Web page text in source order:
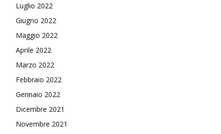
Luglio 2022
Giugno 2022
Maggio 2022
Aprile 2022
Marzo 2022
Febbraio 2022
Gennaio 2022
Dicembre 2021
Novembre 2021